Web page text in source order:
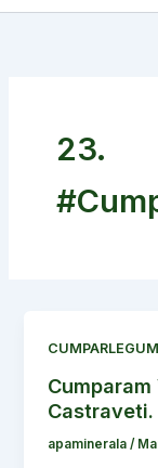
23.
Cumparam
apaminerala/